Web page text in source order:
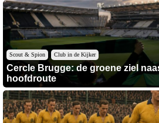
Scout & Spion Club in de Kijker
Cercle Brugge: de groene ziel
hoofdroute